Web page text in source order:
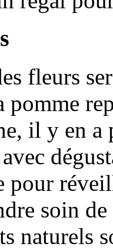
fleurs
pomme
il y en
pour
soin de
naturels